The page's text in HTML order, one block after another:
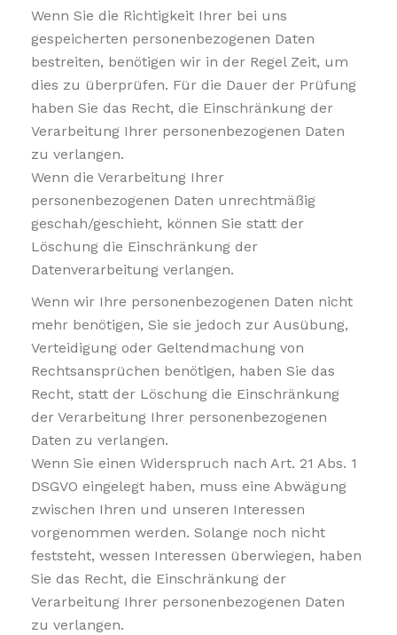
Wenn Sie die Richtigkeit Ihrer bei uns
gespeicherten personenbezogenen Daten
bestreiten, benötigen wir in der Regel Zeit, um
dies zu überprüfen. Für die Dauer der Prüfung
haben Sie das Recht, die Einschränkung der
Verarbeitung Ihrer personenbezogenen Daten
zu verlangen.
Wenn die Verarbeitung Ihrer
personenbezogenen Daten unrechtmäßig
geschah/geschieht, können Sie statt der
Löschung die Einschränkung der
Datenverarbeitung verlangen.
Wenn wir Ihre personenbezogenen Daten nicht
mehr benötigen, Sie sie jedoch zur Ausübung,
Verteidigung oder Geltendmachung von
Rechtsansprüchen benötigen, haben Sie das
Recht, statt der Löschung die Einschränkung
der Verarbeitung Ihrer personenbezogenen
Daten zu verlangen.
Wenn Sie einen Widerspruch nach Art. 21 Abs. 1
DSGVO eingelegt haben, muss eine Abwägung
zwischen Ihren und unseren Interessen
vorgenommen werden. Solange noch nicht
feststeht, wessen Interessen überwiegen, haben
Sie das Recht, die Einschränkung der
Verarbeitung Ihrer personenbezogenen Daten
zu verlangen.